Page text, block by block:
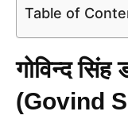
Table of
गोविन्द सिंह
(Govind